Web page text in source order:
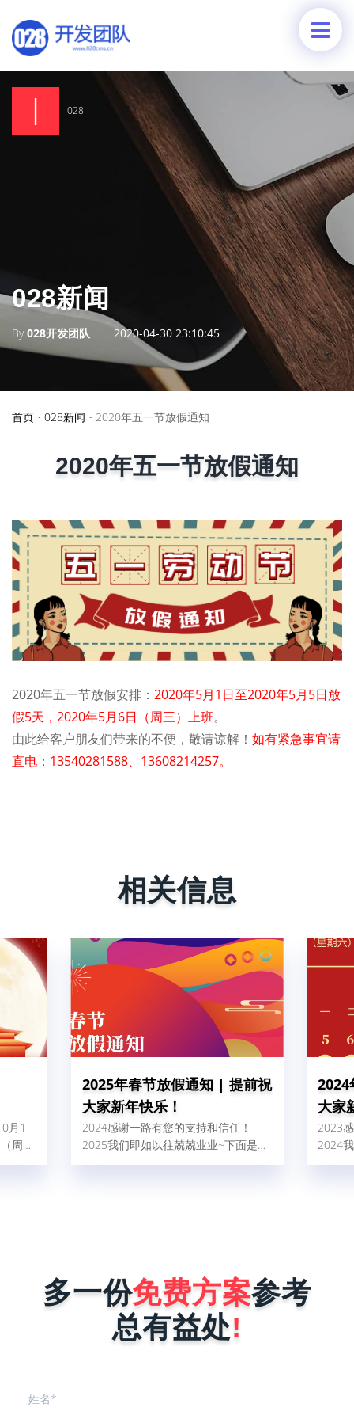
028
028新闻
By028开发团队 2020-04-30 23:10:45
首页 • 028新闻 • 2020年五一节放假通知
2020年五一节放假通知
2020年五一节放假安排： 2020年5月1日至2020年5月5日放
假5天，2020年5月6日（周三）上班。
由此给客户朋友们带来的不便，敬请谅解！ 如有紧急事宜请
直电：13540281588、13608214257。
相关信息
月1
周
的不
2025年春节放假通知 | 提前祝
大家新年快乐！
2024感谢一路有您的支持和信任！
2025我们即如以往兢兢业业~下面是我
司2025年春节放假安排：
大家
2023
2024
司
多一份免费方案参考
总有益处!
姓名*